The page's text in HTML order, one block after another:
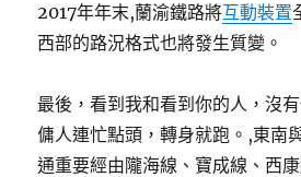
2017年年末,蘭渝鐵路將互動裝置
西部的路況格式也將發生質變。
最後，看到我和看到你的人，沒
傭人連忙點頭，轉身就跑。,東南
通重要經由隴海線、寶成線、西